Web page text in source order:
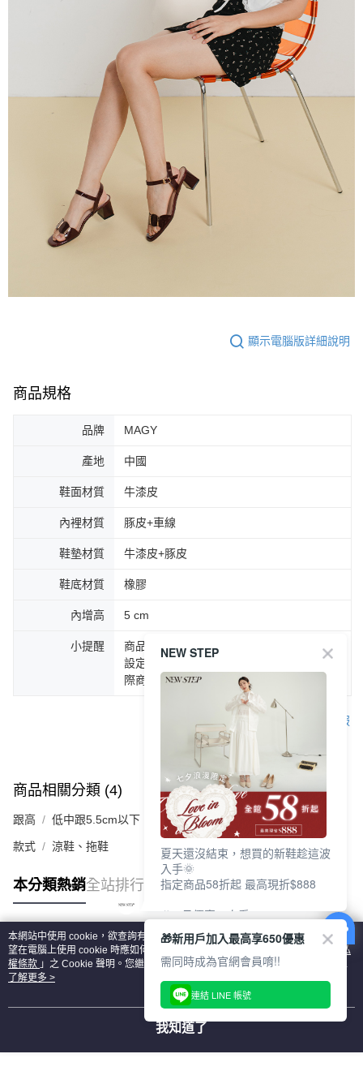
顯示電腦版詳細說明
商品規格
品牌 MAGY
產地 中國
鞋面材質 牛漆皮
內裡材質 豚皮+車線
鞋墊材質 牛漆皮+豚皮
鞋底材質 橡膠
內增高 5 cm
小提醒
商品圖片顏色會因拍攝燈光環境或個人螢幕
設定不同，而造成部份色差現象，顏色以實
際商品為主。
客服
商品相關分類 (4) 查看全部
跟高 低中跟5.5cm以下
款式 涼鞋、拖鞋
本分類熱銷全站排行
熱門標籤
本網站中使用 cookie，欲查詢有關本網站使用 cookie 方式之詳情，及若您不希
望在電腦上使用 cookie 時應如何變更電腦的 cookie 設定，請參閱本網站「
隱私
權條款 」之 Cookie 聲明。您繼續使用本網站即表示您同意本公司得按本網站使
用條款之 Cookie 聲明使用 cookie。
了解更多 >
我知道了
NEW STEP
夏天還沒結束，想買的新鞋趁這波
入手🌞
指定商品58折起 最高現折$888
🎉 8月優惠一次看
①LINE購物最高10%回饋
②每周限定品現折200
③指定商品58折起 最高現折$888
上班鞋、休閒鞋、涼鞋一次逛齊
好搭、出遊好走、聚會也漂亮
🎁新用戶加入最高享650優惠
需同時成為官網會員唷!!
連結 LINE 帳號